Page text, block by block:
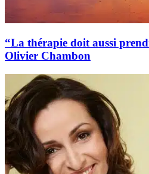
“La thérapie doit aussi
Olivier Chambon